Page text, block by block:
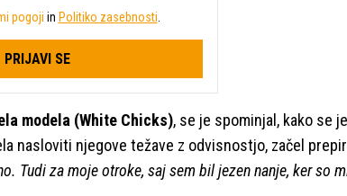
pogoji in Politiko zasebnosti
PRIJAVI SE
modela (White Chicks), se je spominjal, kako se je
nasloviti njegove težave z odvisnostjo, začel
Tudi za moje otroke, saj sem bil jezen nanje, ker so